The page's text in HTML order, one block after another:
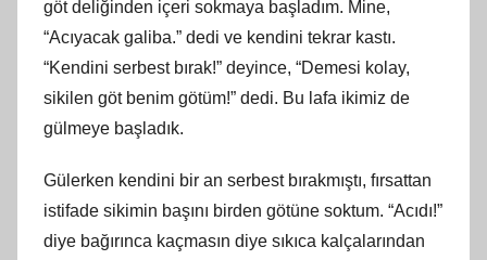
göt deliğinden içeri sokmaya başladım. Mine,
“Acıyacak galiba.” dedi ve kendini tekrar kastı.
“Kendini serbest bırak!” deyince, “Demesi kolay,
sikilen göt benim götüm!” dedi. Bu lafa ikimiz de
gülmeye başladık.
Gülerken kendini bir an serbest bırakmıştı, fırsattan
istifade sikimin başını birden götüne soktum. “Acıdı!”
diye bağırınca kaçmasın diye sıkıca kalçalarından